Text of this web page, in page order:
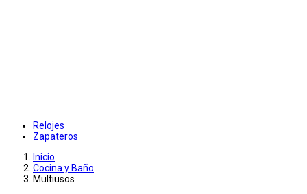
Relojes
Zapateros
Inicio
Cocina y Baño
Multiusos